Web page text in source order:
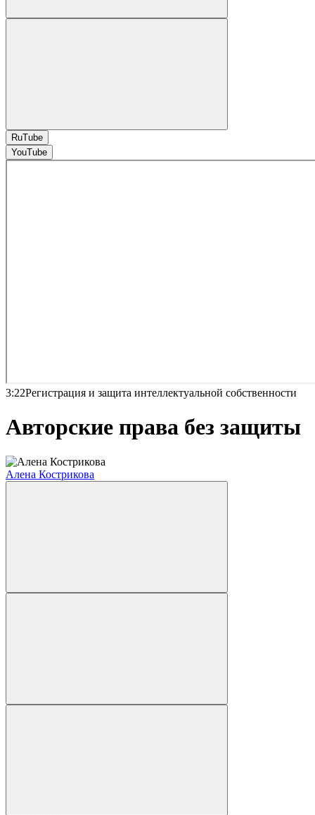
RuTube
YouTube
3:22Регистрация и защита интеллектуальной собственности
Авторские права без защиты
Алена Кострикова